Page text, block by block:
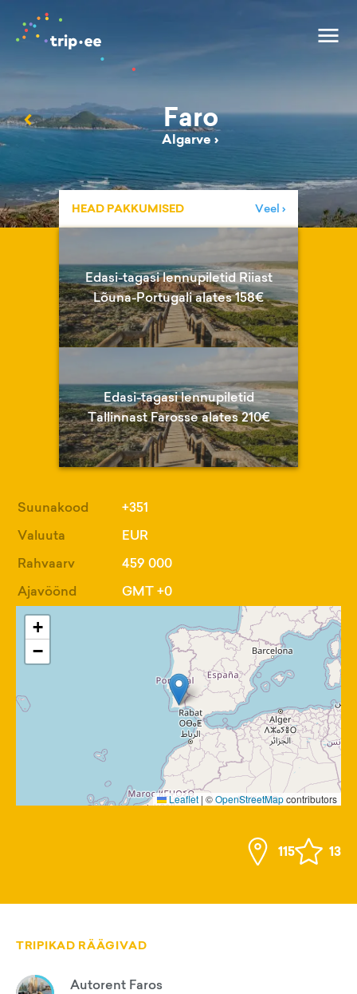
‹ Faro
Algarve ›
HEAD PAKKUMISED Veel ›
Edasi-tagasi lennupiletid Riiast
Lõuna-Portugali alates 158€
Edasi-tagasi lennupiletid
Tallinnast Farosse alates 210€
Suunakood
+351
Valuuta
EUR
Rahvaarv
459 000
Ajavöönd
GMT +0
+
−
Leaflet | ©OpenStreetMapcontributors
115 13
TRIPIKAD RÄÄGIVAD
Autorent Faros